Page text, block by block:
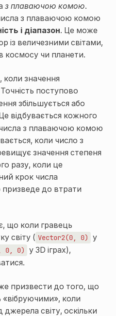
з плаваючою комою.
з плаваючою комою
і діапазон. Це може
із величезними світами,
космосу чи планети.
коли значення
поступово
збільшується або
відбувається кожного
з плаваючою комою
коли число з
значення степеня
разу, коли це
крок числа
до втрати
що коли гравець
світу ( Vector2(0, 0)
у
0, 0)
у 3D іграх),
призвести до того, що
«вібруючими», коли
джерела світу, оскільки